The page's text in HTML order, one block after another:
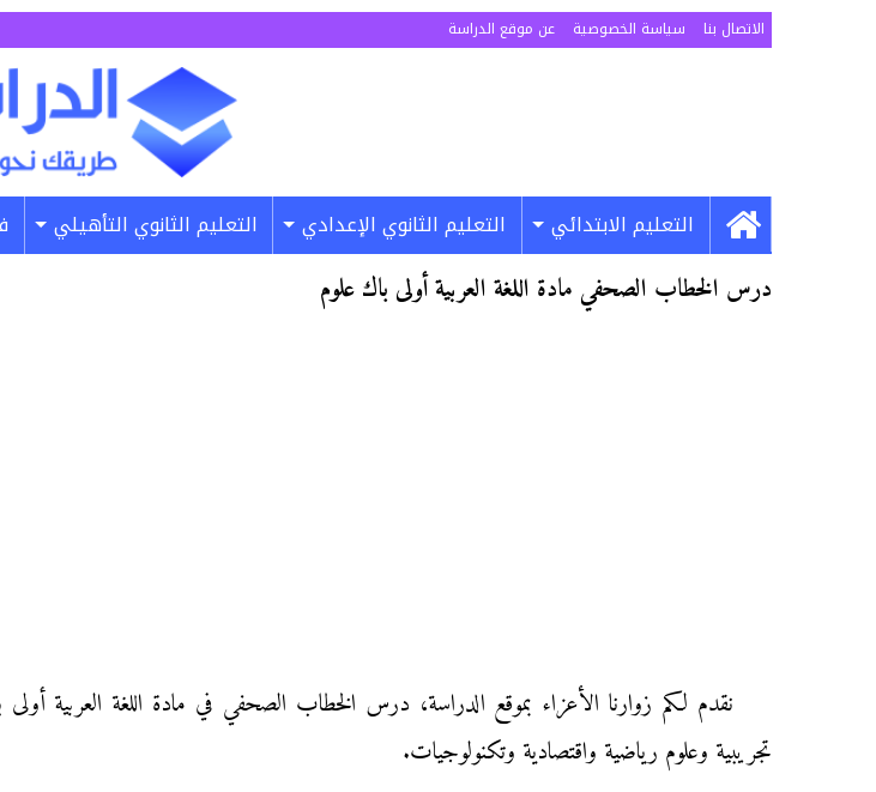
الاتصال بنا سياسة الخصوصية عن موقع الدراسة
التعليم الابتدائي التعليم الثانوي الإعدادي التعليم الثانوي التأهيلي
درس الخطاب الصحفي مادة اللغة العربية أولى باك علوم
نقدم لكم زوارنا الأعزاء بموقع الدراسة، درس الخطاب الصحفي في مادة اللغة العربية
تجريبية وعلوم رياضية واقتصادية وتكنولوجيات.